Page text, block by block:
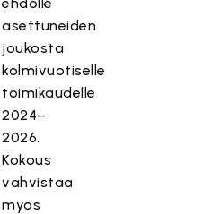
asettuneiden
joukosta
kolmivuotiselle
toimikaudelle
2024–
2026.
Kokous
vahvistaa
myös